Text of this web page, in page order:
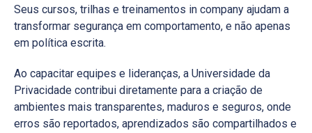
Seus cursos, trilhas e treinamentos in company ajudam a
transformar segurança em comportamento, e não apenas
em política escrita.
Ao capacitar equipes e lideranças, a Universidade da
Privacidade contribui diretamente para a criação de
ambientes mais transparentes, maduros e seguros, onde
erros são reportados, aprendizados são compartilhados e